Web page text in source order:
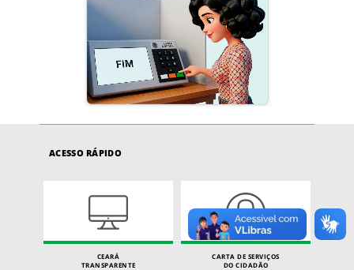
ACESSO RÁPIDO
CEARÁ
TRANSPARENTE
CARTA DE SERVIÇOS
DO CIDADÃO